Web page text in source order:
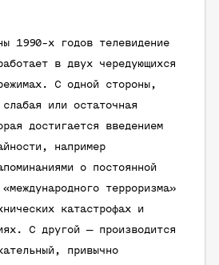
1990-х годов телевидение
в двух чередующихся
С одной стороны,
или остаточная
достигается введением
например
о постоянной
терроризма»
катастрофах и
С другой — производится
привычно